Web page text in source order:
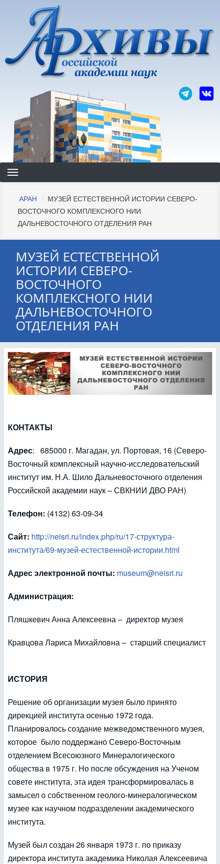
основному
содержанию
Строка
навигации
АРАН
МУЗЕЙ ЕСТЕСТВЕННОЙ ИСТОРИИ СЕВЕРО-
ВОСТОЧНОГО КОМПЛЕКСНОГО НИИ
ДАЛЬНЕВОСТОЧНОГО ОТДЕЛЕНИЯ РАН
МУЗЕЙ ЕСТЕСТВЕННОЙ
ИСТОРИИ СЕВЕРО-
ВОСТОЧНОГО
КОМПЛЕКСНОГО НИИ
ДАЛЬНЕВОСТОЧНОГО
ОТДЕЛЕНИЯ РАН
КОНТАКТЫ
Адрес: 685000 г. Магадан, ул. Портовая, 16 (Северо-
Восточный комплексный научно-исследовательский
институт им. Н.А. Шило Дальневосточного отделения
Российской академии наук – СВКНИИ ДВО РАН)
Телефон: (4132) 63-09-34
Сайт: http://neisri.ru/index.php/ru/17-структура-
института/69-музей-естественной-истории.html
Адрес электронной почты: museum@neisri.ru
Администрация:
Пляшкевич Анна Алексеевна – директор музея
Кравцова Лариса Михайловна – старший специалист
ИСТОРИЯ
Решение об организации музея было принято
дирекцией института осенью 1972 года.
Планировалось создание межведомственного музея,
которое было поддержано Северо-Восточным
отделением Всесоюзного Минералогического
общества в 1975 г. Но после обсуждения на Ученом
совете института, эта идея трансформировалась в
замысел о собственном геолого-минералогическом
музее как научном подразделении академического
института.
Музей был создан 26 января 1973 г. по приказу
директора института академика Николая Алексеевича